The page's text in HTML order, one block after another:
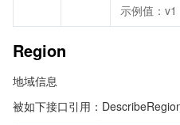
示例值：v1
Region
地域信息
被如下接口引用：